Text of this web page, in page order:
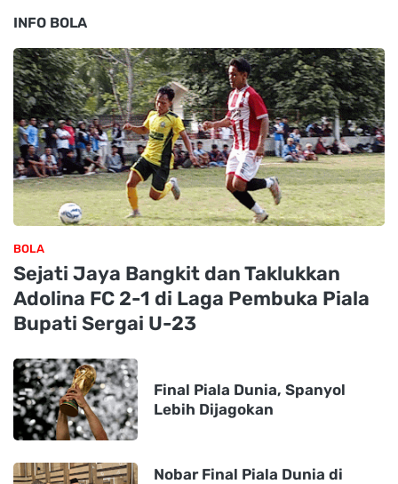
INFO BOLA
BOLA
Sejati Jaya Bangkit dan Taklukkan
Adolina FC 2-1 di Laga Pembuka Piala
Bupati Sergai U-23
Final Piala Dunia, Spanyol
Lebih Dijagokan
Nobar Final Piala Dunia di